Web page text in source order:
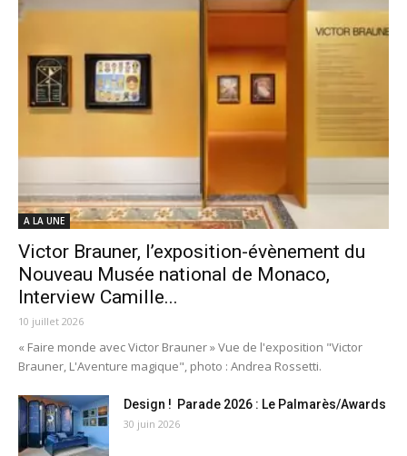
A LA UNE
Victor Brauner, l’exposition-évènement du
Nouveau Musée national de Monaco,
Interview Camille...
10 juillet 2026
« Faire monde avec Victor Brauner » Vue de l'exposition "Victor
Brauner, L'Aventure magique", photo : Andrea Rossetti.
Design ! Parade 2026 : Le Palmarès/Awards
30 juin 2026